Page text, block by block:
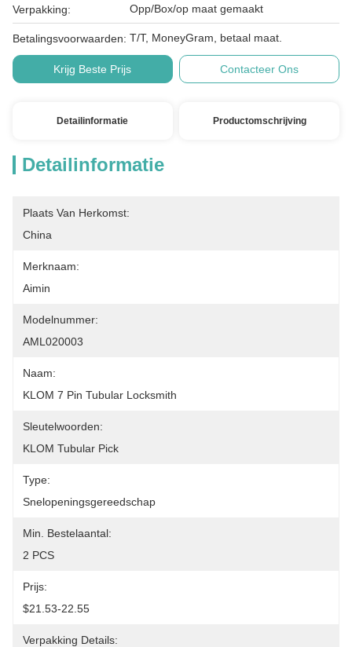
Verpakking: Opp/Box/op maat gemaakt
Betalingsvoorwaarden: T/T, MoneyGram, betaal maat.
Krijg Beste Prijs Contacteer Ons
Detailinformatie Productomschrijving
Detailinformatie
Plaats Van Herkomst:
China
Merknaam:
Aimin
Modelnummer:
AML020003
Naam:
KLOM 7 Pin Tubular Locksmith
Sleutelwoorden:
KLOM Tubular Pick
Type:
Snelopeningsgereedschap
Min. Bestelaantal:
2 PCS
Prijs:
$21.53-22.55
Verpakking Details: